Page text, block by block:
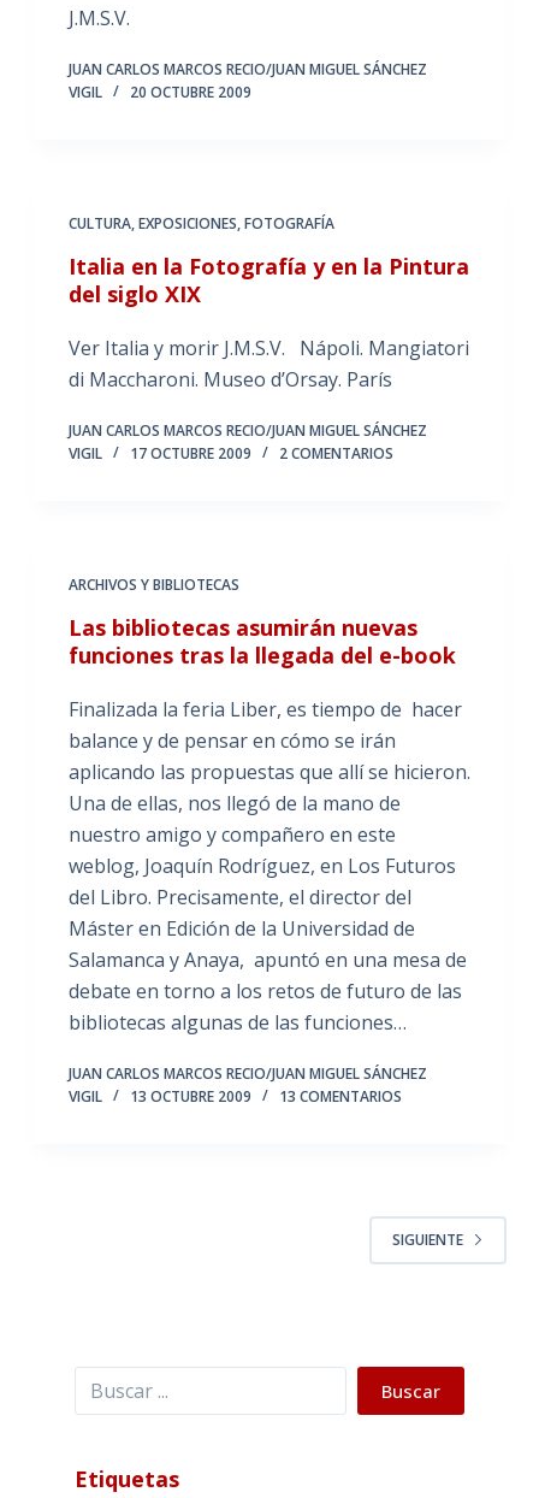
J.M.S.V.
JUAN CARLOS MARCOS RECIO/JUAN MIGUEL SÁNCHEZ
VIGIL
20 OCTUBRE 2009
CULTURA,EXPOSICIONES,FOTOGRAFÍA
Italia en la Fotografía y en la Pintura
del siglo XIX
Ver Italia y morir J.M.S.V. Nápoli. Mangiatori
di Maccharoni. Museo d’Orsay. París
JUAN CARLOS MARCOS RECIO/JUAN MIGUEL SÁNCHEZ
VIGIL
17 OCTUBRE 2009 2 COMENTARIOS
ARCHIVOS Y BIBLIOTECAS
Las bibliotecas asumirán nuevas
funciones tras la llegada del e-book
Finalizada la feria Liber, es tiempo de hacer
balance y de pensar en cómo se irán
aplicando las propuestas que allí se hicieron.
Una de ellas, nos llegó de la mano de
nuestro amigo y compañero en este
weblog, Joaquín Rodríguez, en Los Futuros
del Libro. Precisamente, el director del
Máster en Edición de la Universidad de
Salamanca y Anaya, apuntó en una mesa de
debate en torno a los retos de futuro de las
bibliotecas algunas de las funciones…
JUAN CARLOS MARCOS RECIO/JUAN MIGUEL SÁNCHEZ
VIGIL
13 OCTUBRE 2009 13 COMENTARIOS
SIGUIENTE
Buscar Buscar
Etiquetas